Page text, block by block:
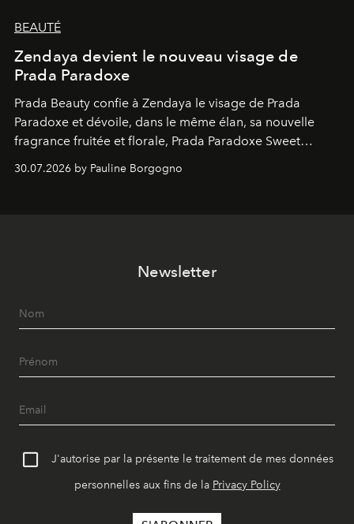
BEAUTÉ
Zendaya devient le nouveau visage de
Prada Paradoxe
Prada Beauty confie à Zendaya le visage de Prada
Paradoxe et dévoile, dans le même élan, sa nouvelle
fragrance fruitée et florale, Prada Paradoxe Sweet
30.07.2026 by Pauline Borgogno
Newsletter
J'autorise par la présente le traitement de mes données
personnelles aux fins de la Privacy Policy